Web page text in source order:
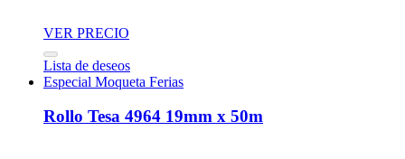
VER PRECIO
Lista de deseos
Especial Moqueta Ferias
Rollo Tesa 4964 19mm x 50m